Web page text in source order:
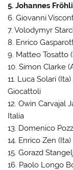
5. Johannes
6. Giovanni
7. Volodymyr
8. Enrico
9. Matteo Tosatto
10. Simon Clarke
11. Luca Solari
Giocattoli
12. Owin Carvajal
Italia
13. Domenico
14. Enrico Zen
15. Gorazd
16. Paolo Longo